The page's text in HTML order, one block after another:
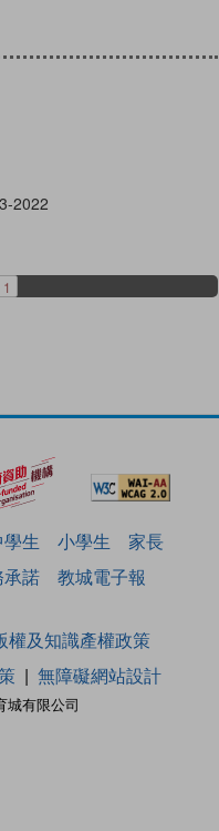
2022
1
學生 小學生
家長
承諾 教城電子報
城有限公司
權及知識產權政策
無障礙網站設計